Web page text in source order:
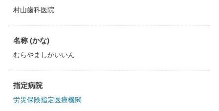
村山歯科医院
名称 (かな)
むらやましかいいん
指定病院
労災保険指定医療機関